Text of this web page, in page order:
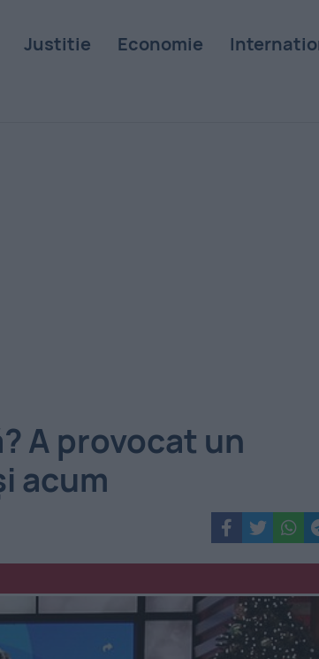
Justitie Economie
A provocat un
acum